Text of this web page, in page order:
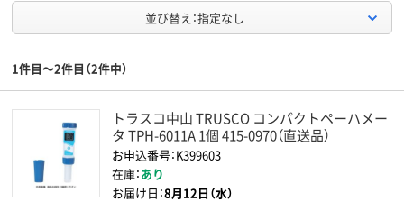
並び替え：指定なし
1件目～2件目（2件中）
トラスコ中山 TRUSCO コンパクトペーハメー
タ TPH-6011A 1個 415-0970（直送品）
お申込番号：K399603
在庫：あり
お届け日：8月12日（水）